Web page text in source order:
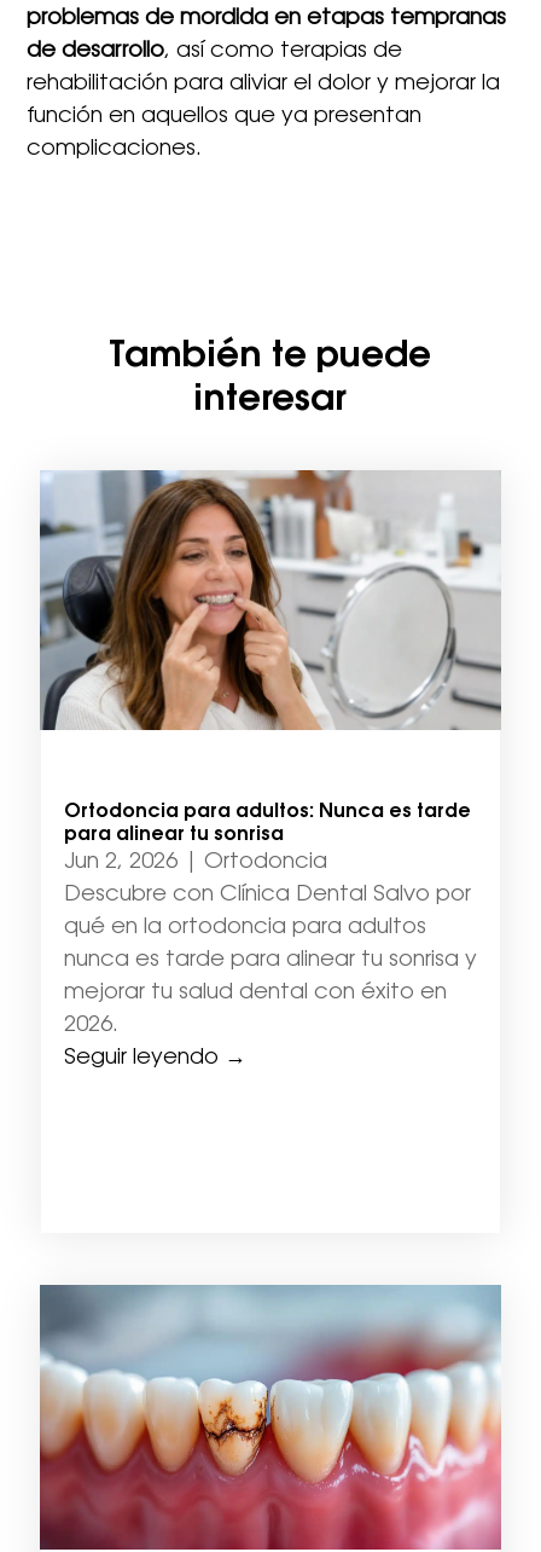
problemas de mordida en etapas tempranas
de desarrollo, así como terapias de
rehabilitación para aliviar el dolor y mejorar la
función en aquellos que ya presentan
complicaciones.
También te puede
interesar
Ortodoncia para adultos: Nunca es tarde
para alinear tu sonrisa
Jun 2, 2026| Ortodoncia
Descubre con Clínica Dental Salvo por
qué en la ortodoncia para adultos
nunca es tarde para alinear tu sonrisa y
mejorar tu salud dental con éxito en
2026.
Seguir leyendo →